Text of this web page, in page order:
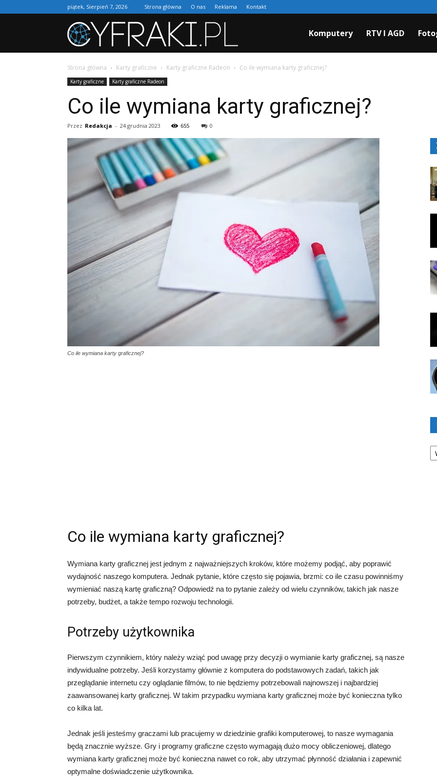
piątek, Sierpień 7, 2026 Strona główna O nas Reklama Kontakt
Komputery RTV I AGD
Strona główna Karty graficzne Karty graficzne Radeon Co ile wymiana karty graficznej?
Karty graficzne Karty graficzne Radeon
Co ile wymiana karty graficznej?
Przez Redakcja - 24 grudnia 2023 655 0
Co ile wymiana karty graficznej?
Co ile wymiana karty graficznej?
Wymiana karty graficznej jest jednym z najważniejszych kroków, które możemy podjąć, aby poprawić
wydajność naszego komputera. Jednak pytanie, które często się pojawia, brzmi: co ile czasu powinniśmy
wymieniać naszą kartę graficzną? Odpowiedź na to pytanie zależy od wielu czynników, takich jak nasze
potrzeby, budżet, a także tempo rozwoju technologii.
Potrzeby użytkownika
Pierwszym czynnikiem, który należy wziąć pod uwagę przy decyzji o wymianie karty graficznej, są nasze
indywidualne potrzeby. Jeśli korzystamy głównie z komputera do podstawowych zadań, takich jak
przeglądanie internetu czy oglądanie filmów, to nie będziemy potrzebowali najnowszej i najbardziej
zaawansowanej karty graficznej. W takim przypadku wymiana karty graficznej może być konieczna tylko
co kilka lat.
Jednak jeśli jesteśmy graczami lub pracujemy w dziedzinie grafiki komputerowej, to nasze wymagania
będą znacznie wyższe. Gry i programy graficzne często wymagają dużo mocy obliczeniowej, dlatego
wymiana karty graficznej może być konieczna nawet co rok, aby utrzymać płynność działania i zapewnić
optymalne doświadczenie użytkownika.